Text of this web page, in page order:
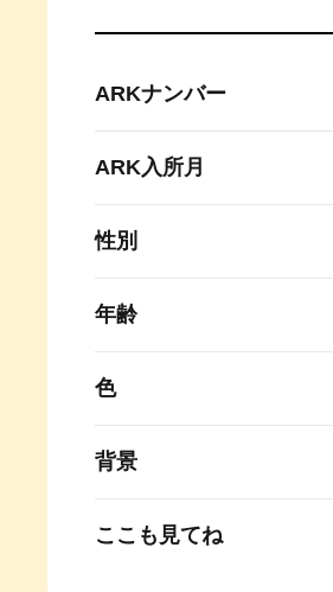
ARKナンバー
ARK入所月
性別
年齢
色
背景
ここも見てね